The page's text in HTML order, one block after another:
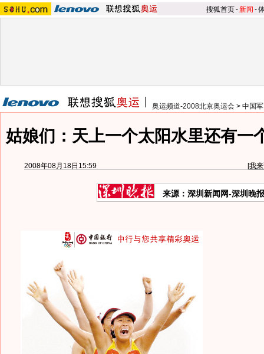
搜狐首页-新闻 -
奥运频道-2008北京奥运会 > 中国
姑娘们：天上一个太阳水里还有一
2008年08月18日15:59 [我
来源：深圳新闻网-深圳晚